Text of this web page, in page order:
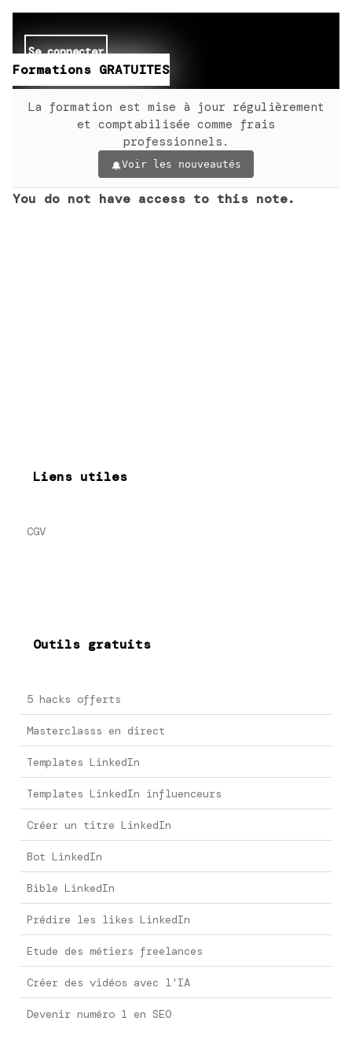
Se connecter
Formations GRATUITES
La formation est mise à jour régulièrement
et comptabilisée comme frais
professionnels.
Voir les nouveautés
You do not have access to this note.
Liens utiles
CGV
Outils gratuits
5 hacks offerts
Masterclasss en direct
Templates LinkedIn
Templates LinkedIn influenceurs
Créer un titre LinkedIn
Bot LinkedIn
Bible LinkedIn
Prédire les likes LinkedIn
Etude des métiers freelances
Créer des vidéos avec l'IA
Devenir numéro 1 en SEO